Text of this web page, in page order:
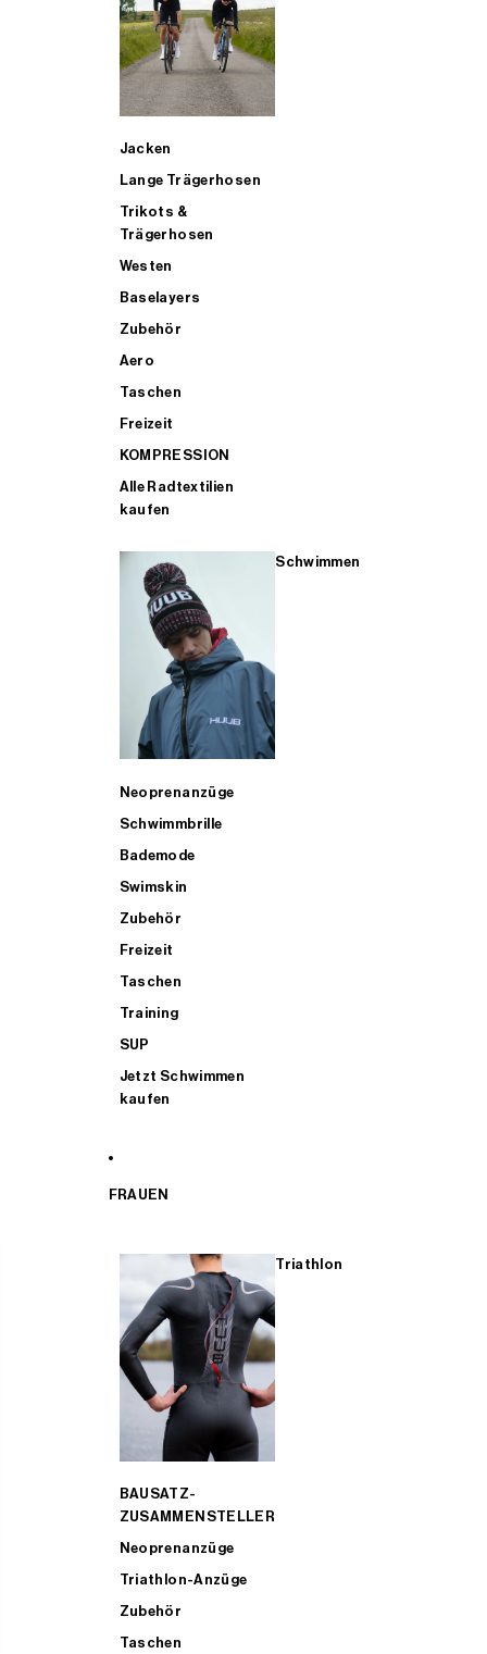
Jacken
Lange Trägerhosen
Trikots &
Trägerhosen
Westen
Baselayers
Zubehör
Aero
Taschen
Freizeit
KOMPRESSION
Alle Radtextilien
kaufen
Schwimmen
Neoprenanzüge
Schwimmbrille
Bademode
Swimskin
Zubehör
Freizeit
Taschen
Training
SUP
Jetzt Schwimmen
kaufen
FRAUEN
Triathlon
BAUSATZ-
ZUSAMMENSTELLER
Neoprenanzüge
Triathlon-Anzüge
Zubehör
Taschen
ALLE TRIATHLONARTIKEL FÜR MÄNNER KAUFEN